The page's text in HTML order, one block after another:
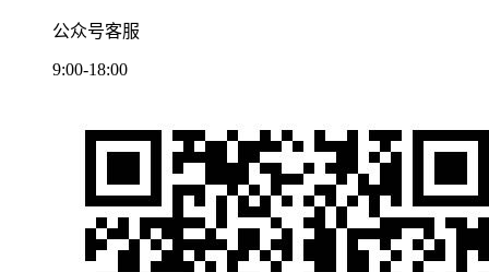
公众号客服
9:00-18:00